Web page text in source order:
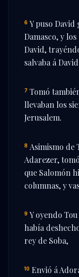
6 Y puso
Damasco, y
David,
salvaba á
7 Tomó
llevaban los
Jerusalem.
8 Asimismo de
Adarezer,
que Salomón
columnas, y
9 Y oyendo
había
rey de Soba,
10 Envió á